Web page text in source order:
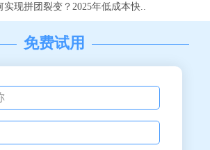
实现拼团裂变？2025年低成本快..
免费试用